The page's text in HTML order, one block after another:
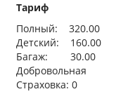
Тариф
Полный: 320.00
Детский: 160.00
Багаж: 30.00
Добровольная
Страховка: 0